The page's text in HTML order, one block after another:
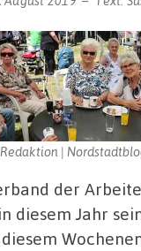
|
der
diesem Jahr